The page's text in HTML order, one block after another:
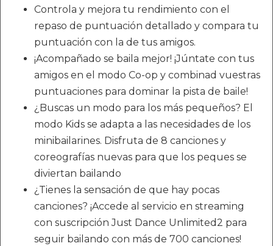
Controla y mejora tu rendimiento con el
repaso de puntuación detallado y compara tu
puntuación con la de tus amigos.
¡Acompañado se baila mejor! ¡Júntate con tus
amigos en el modo Co-op y combinad vuestras
puntuaciones para dominar la pista de baile!
¿Buscas un modo para los más pequeños? El
modo Kids se adapta a las necesidades de los
minibailarines. Disfruta de 8 canciones y
coreografías nuevas para que los peques se
diviertan bailando
¿Tienes la sensación de que hay pocas
canciones? ¡Accede al servicio en streaming
con suscripción Just Dance Unlimited2 para
seguir bailando con más de 700 canciones!